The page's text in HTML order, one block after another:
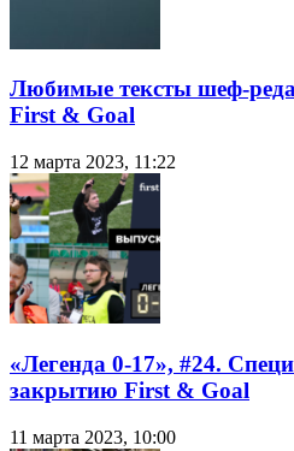
Любимые тексты шеф-
First & Goal
12 марта 2023, 11:22
«Легенда 0-17», #24.
закрытию First & Goal
11 марта 2023, 10:00